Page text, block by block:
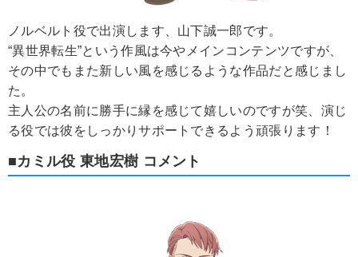
ノルベルト役で出演します、山下誠一郎です。
“異世界転生”という作風は今やメインコンテンツですが、
その中でもまた新しい風を感じるような作品だと感じまし
た。
主人公の名前に勝手に縁を感じて嬉しいのですが笑、演じ
る役では彼をしっかりサポートできるよう頑張ります！
■カミル役 東地宏樹 コメント